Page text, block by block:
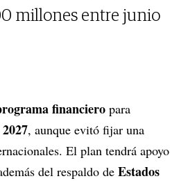
millones entre junio
financiero para
2027, aunque evitó fijar una
El plan tendrá apoyo
del respaldo de Estados